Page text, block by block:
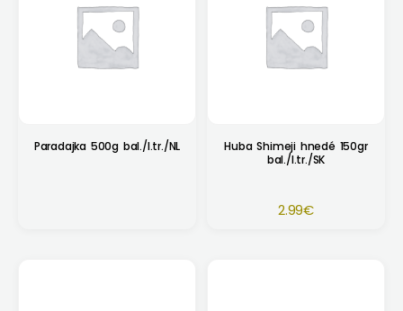
Paradajka 500g bal./I.tr./NL
Huba Shimeji hnedé 150gr
bal./I.tr./SK
2.99€